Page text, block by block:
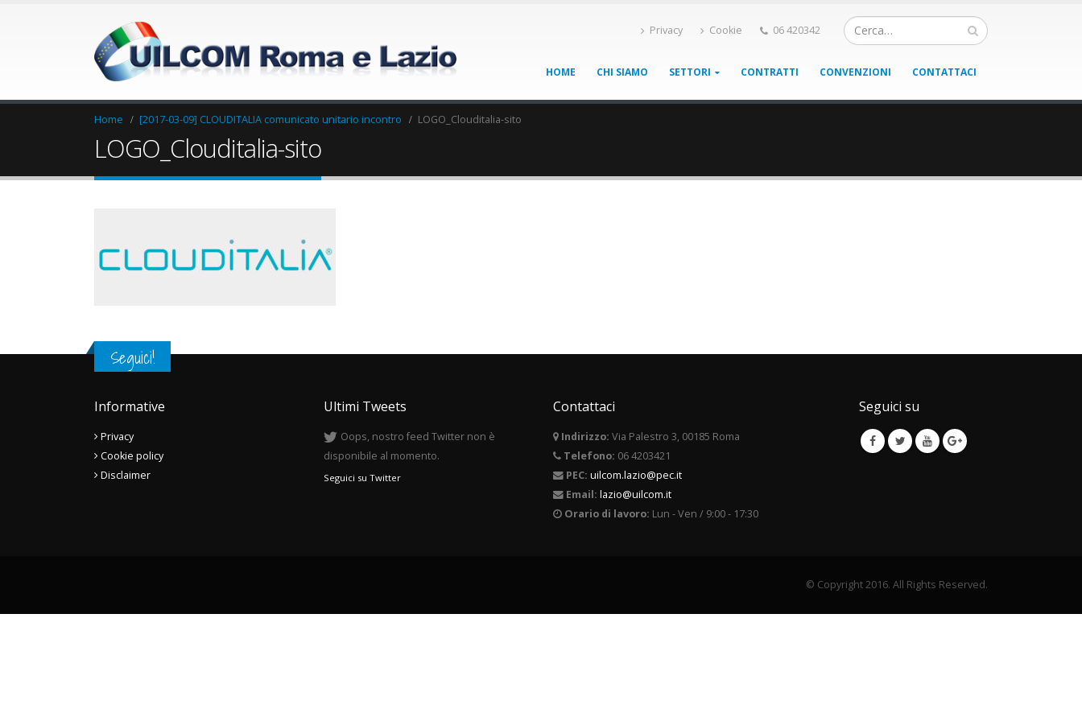
Privacy Cookie 06 420342
HOME CHI SIAMO SETTORI CONTRATTI CONVENZIONI CONTATTACI
Home [2017-03-09] CLOUDITALIA comunicato unitario incontro LOGO_Clouditalia-sito
LOGO_Clouditalia-sito
Seguici!
Informative
Privacy
Cookie policy
Disclaimer
Ultimi Tweets
Oops, nostro feed Twitter non è
disponibile al momento.
Seguici su Twitter
Contattaci
Indirizzo: Via Palestro 3, 00185 Roma
Telefono: 06 4203421
PEC: uilcom.lazio@pec.it
Email: lazio@uilcom.it
Orario di lavoro: Lun - Ven / 9:00 - 17:30
Seguici su
© Copyright 2016. All Rights Reserved.